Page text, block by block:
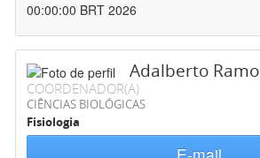
00:00:00 BRT 2026
Adalberto
COORDENADOR(A)
CIÊNCIAS BIOLÓGICAS
Fisiologia